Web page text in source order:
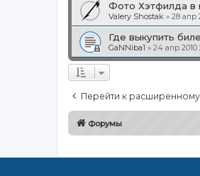
Фото Хэтфилда в
Valery Shostak » 28 апр
Где выкупить
GaNNiba1 » 24 апр 2010
Перейти к
Форумы